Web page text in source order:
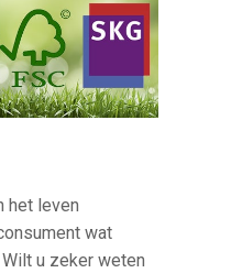
het leven
wat
u zeker weten